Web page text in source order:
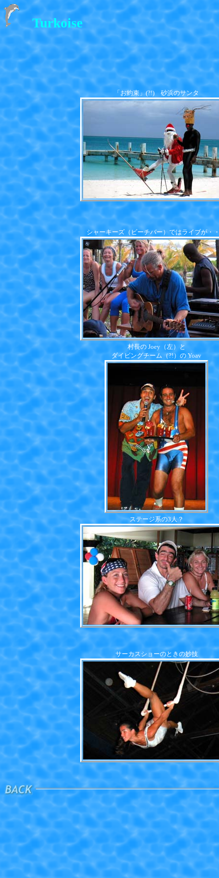
Turkoise
「お約束」(?!) 砂浜のサンタ
シャーキーズ（ビーチバー）ではライブが・
村長の Joey（左）と
ダイビングチーム（?!）の Yoav
ステージ系の3人？
サーカスショーのときの妙技